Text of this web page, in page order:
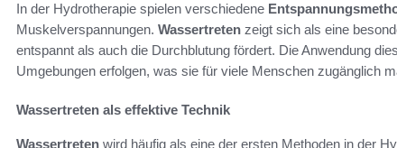
In der Hydrotherapie spielen verschiedene
Muskelverspannungen. Wassertreten zeigt sich als eine
entspannt als auch die Durchblutung fördert. Die Anwendung
Umgebungen erfolgen, was sie für viele Menschen zugänglich
Wassertreten als effektive Technik
Wassertreten wird häufig als eine der ersten Methoden in der